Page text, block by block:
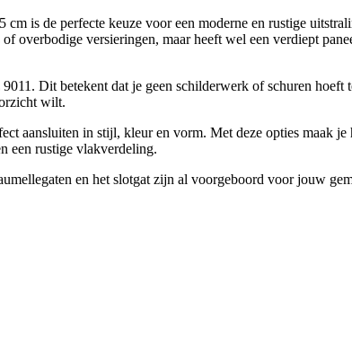
is de perfecte keuze voor een moderne en rustige
overbodige versieringen, maar heeft wel een verdiept
Dit betekent dat je geen schilderwerk of schuren
wilt.
aansluiten in stijl, kleur en vorm. Met deze opties maak
een rustige vlakverdeling.
en het slotgat zijn al voorgeboord voor jouw